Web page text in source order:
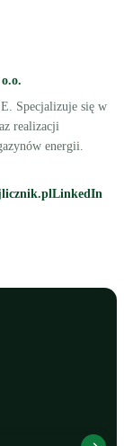
Specjalizuje się w
realizacji
energii.
LinkedIn